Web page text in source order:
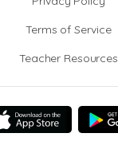
Terms of Service
Teacher Resources